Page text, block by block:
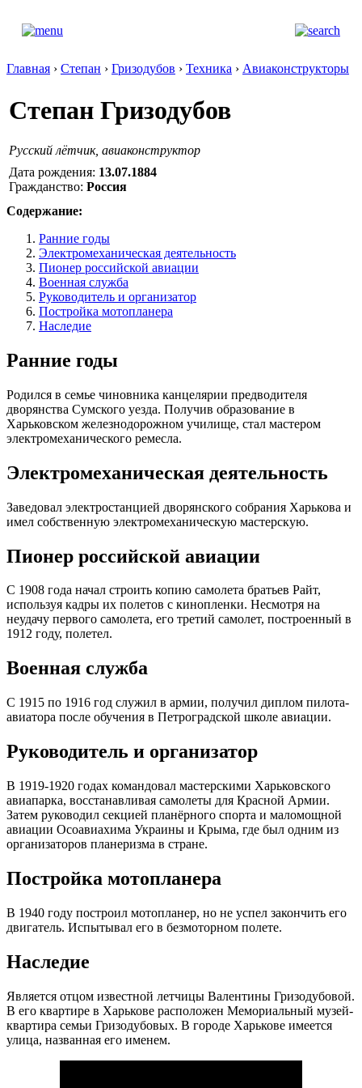
Главная › Степан › Гризодубов › Техника › Авиаконструкторы
Степан Гризодубов
Русский лётчик, авиаконструктор
Дата рождения: 13.07.1884
Гражданство: Россия
Содержание:
Ранние годы
Электромеханическая деятельность
Пионер российской авиации
Военная служба
Руководитель и организатор
Постройка мотопланера
Наследие
Ранние годы
Родился в семье чиновника канцелярии предводителя
дворянства Сумского уезда. Получив образование в
Харьковском железнодорожном училище, стал мастером
электромеханического ремесла.
Электромеханическая деятельность
Заведовал электростанцией дворянского собрания Харькова и
имел собственную электромеханическую мастерскую.
Пионер российской авиации
С 1908 года начал строить копию самолета братьев Райт,
используя кадры их полетов с кинопленки. Несмотря на
неудачу первого самолета, его третий самолет, построенный в
1912 году, полетел.
Военная служба
С 1915 по 1916 год служил в армии, получил диплом пилота-
авиатора после обучения в Петроградской школе авиации.
Руководитель и организатор
В 1919-1920 годах командовал мастерскими Харьковского
авиапарка, восстанавливая самолеты для Красной Армии.
Затем руководил секцией планёрного спорта и маломощной
авиации Осоавиахима Украины и Крыма, где был одним из
организаторов планеризма в стране.
Постройка мотопланера
В 1940 году построил мотопланер, но не успел закончить его
двигатель. Испытывал его в безмоторном полете.
Наследие
Является отцом известной летчицы Валентины Гризодубовой.
В его квартире в Харькове расположен Мемориальный музей-
квартира семьи Гризодубовых. В городе Харькове имеется
улица, названная его именем.